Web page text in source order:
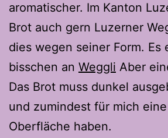
aromatischer. Im Kanton
Brot auch gern Luzerner
dies wegen seiner Form. Es
bisschen an Weggli Aber
Das Brot muss dunkel
und zumindest für mich
Oberfläche haben.